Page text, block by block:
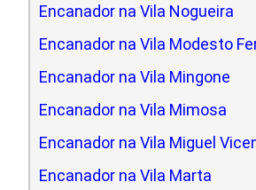
Encanador na Vila Nogueira
Encanador na Vila Modesto
Encanador na Vila Mingone
Encanador na Vila Mimosa
Encanador na Vila Miguel
Encanador na Vila Marta